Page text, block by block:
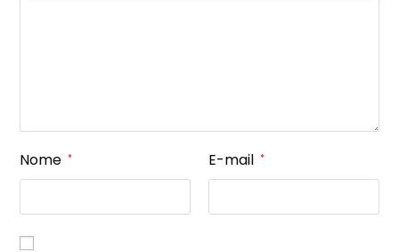
Nome * E-mail *